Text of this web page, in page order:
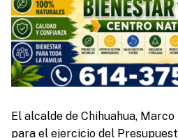
El alcalde de Chihuahua,
para el ejercicio del